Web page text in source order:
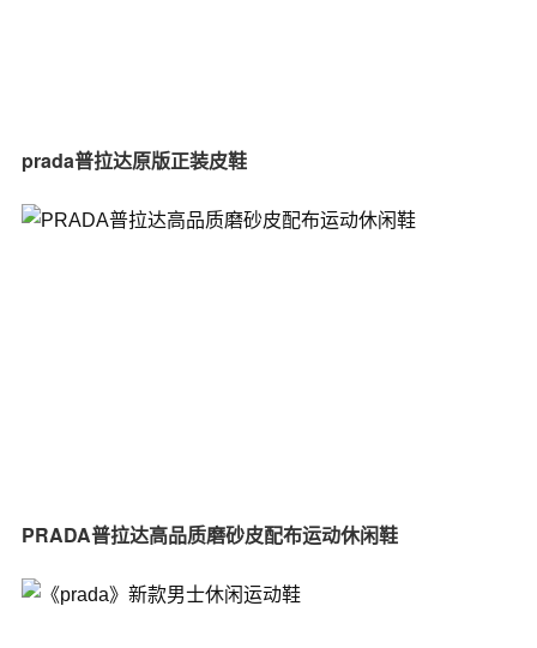
prada普拉达原版正装皮鞋
PRADA普拉达高品质磨砂皮配布运动休闲鞋